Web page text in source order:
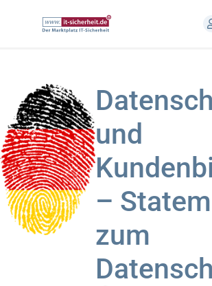
und
–
zum